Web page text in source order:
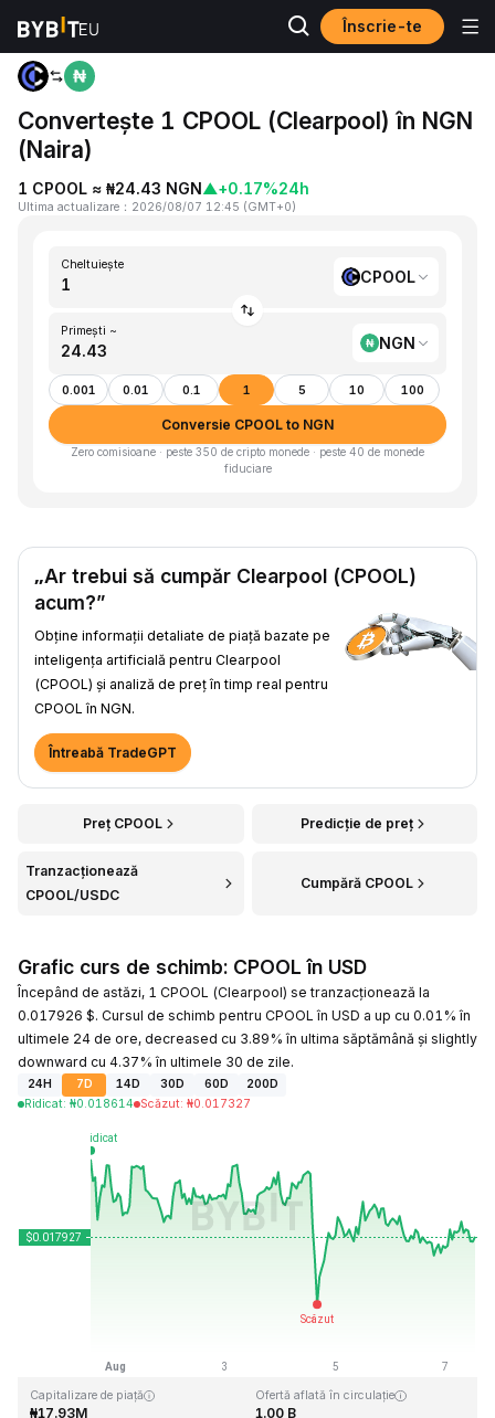
Înscrie-te
Acasă CPOOL to NGN
Convertește 1 CPOOL (Clearpool) în NGN
(Naira)
1 CPOOL ≈ ₦24.43 NGN▲+0.17%24h
Ultima actualizare ： 2026/08/07 12:45 (GMT+0)
Cheltuiește
CPOOL
Primești ~
NGN
0.001 0.01 0.1 1 5 10 100
Conversie CPOOL to NGN
Zero comisioane · peste 350 de cripto monede · peste 40 de monede
fiduciare
„Ar trebui să cumpăr Clearpool (CPOOL)
acum?”
Obține informații detaliate de piață bazate pe
inteligența artificială pentru Clearpool
(CPOOL) și analiză de preț în timp real pentru
CPOOL în NGN.
Întreabă TradeGPT
Preț CPOOL Predicție de preț
Tranzacționează
CPOOL/USDC
Cumpără CPOOL
Grafic curs de schimb: CPOOL în USD
Începând de astăzi, 1 CPOOL (Clearpool) se tranzacționează la
0.017926 $. Cursul de schimb pentru CPOOL în USD a up cu 0.01% în
ultimele 24 de ore, decreased cu 3.89% în ultima săptămână și slightly
downward cu 4.37% în ultimele 30 de zile.
24H 7D 14D 30D 60D
200D
Ridicat: ₦0.018614 Scăzut: ₦0.017327
Capitalizare de piață
₦17.93M
Ofertă aflată în circulație
1.00 B